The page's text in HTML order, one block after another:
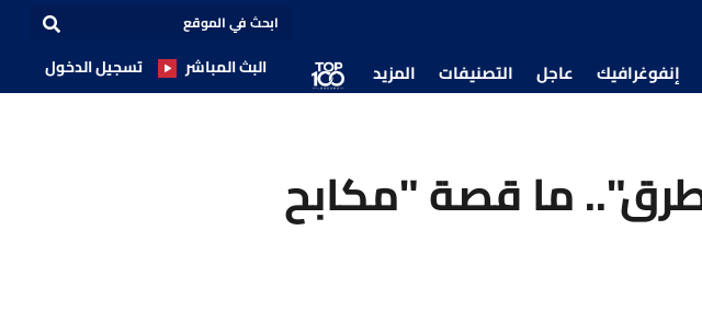
إنفوغرافيك عاجل التصنيفات المزيد البث المباشر تسجيل الدخول
ما قصة "مكابح